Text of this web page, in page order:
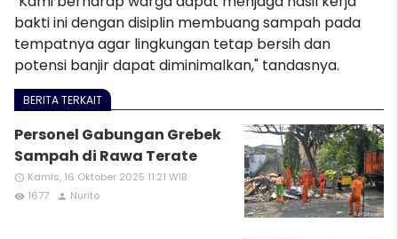
bakti ini dengan disiplin membuang sampah pada
tempatnya agar lingkungan tetap bersih dan
potensi banjir dapat diminimalkan," tandasnya.
BERITA TERKAIT
Personel Gabungan Grebek
Sampah di Rawa Terate
access_time Kamis, 16 Oktober 2025 11:21 WIB
remove_red_eye 1677 person Nurito